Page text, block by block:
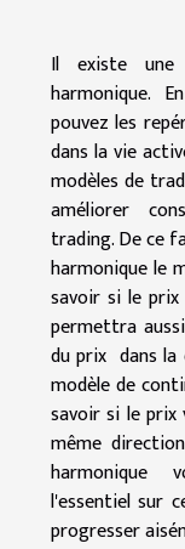
Il existe une
harmonique.
pouvez les
dans la vie
modèles de
améliorer
trading. De ce
harmonique le
savoir si le prix
permettra
du prix dans la
modèle de
savoir si le prix
même
harmonique
l'essentiel sur
progresser